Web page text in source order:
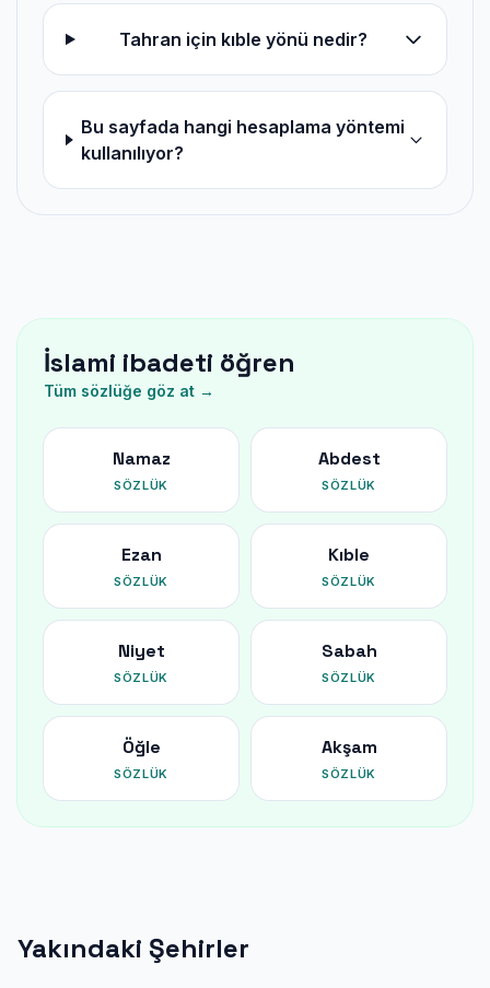
Tahran için kıble yönü nedir?
Bu sayfada hangi hesaplama yöntemi
kullanılıyor?
İslami ibadeti öğren
Tüm sözlüğe göz at →
Namaz
SÖZLÜK
Abdest
SÖZLÜK
Ezan
SÖZLÜK
Kıble
SÖZLÜK
Niyet
SÖZLÜK
Sabah
SÖZLÜK
Öğle
SÖZLÜK
Akşam
SÖZLÜK
Yakındaki Şehirler